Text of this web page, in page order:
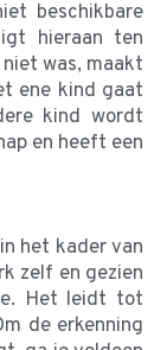
beschikbare
hieraan ten
was, maakt
ene kind gaat
kind wordt
en heeft een
het kader van
zelf en gezien
Het leidt tot
de erkenning